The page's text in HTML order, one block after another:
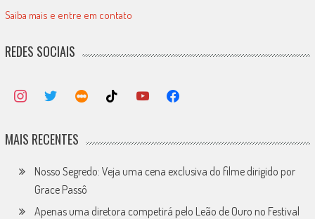
Saiba mais e entre em contato
REDES SOCIAIS
MAIS RECENTES
Nosso Segredo: Veja uma cena exclusiva do filme dirigido por
Grace Passô
Apenas uma diretora competirá pelo Leão de Ouro no Festival